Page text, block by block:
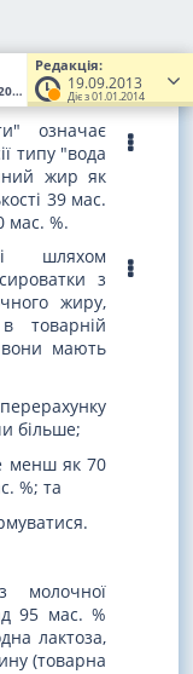
Редакція:
19.09.2013
Діє з 01.01.2014
№ 584-VII (Увага!
означає
типу "вода
жир як
39 мас.
мас. %.
шляхом
з
жиру,
товарній
мають
більше;
менш як 70
%; та
молочної
95 мас. %
лактоза,
(товарна